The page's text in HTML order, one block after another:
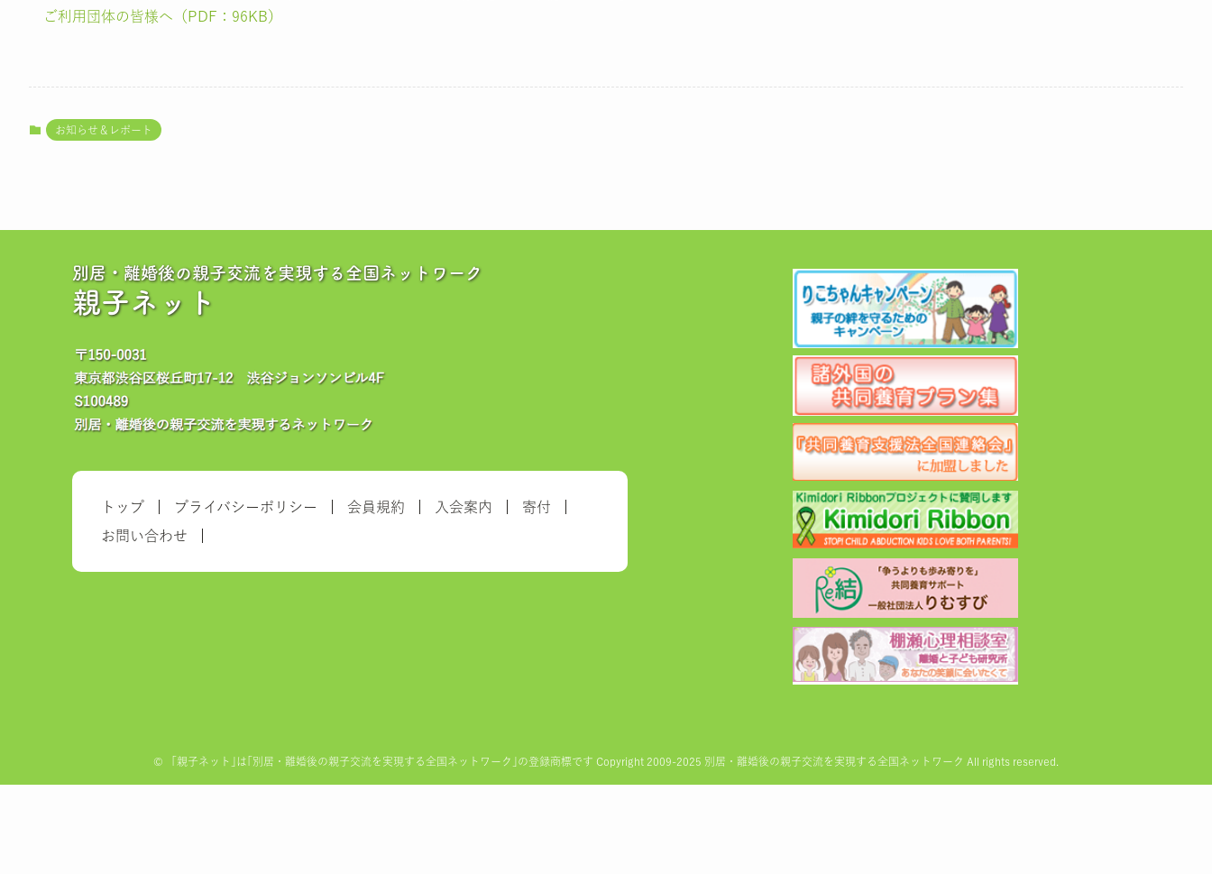
ご利用団体の皆様へ（PDF：96KB）
お知らせ＆レポート
別居・離婚後の親子交流を実現する全国ネットワーク
親子ネット
トップ プライバシーポリシー 会員規約 入会案内
寄付
お問い合わせ
© 「親子ネット｣は｢別居・離婚後の親子交流を実現する全国ネットワーク｣の登録商標です Copyright 2009-2025 別居・離婚後の親子交流を実現する全国ネットワーク All rights reserved.